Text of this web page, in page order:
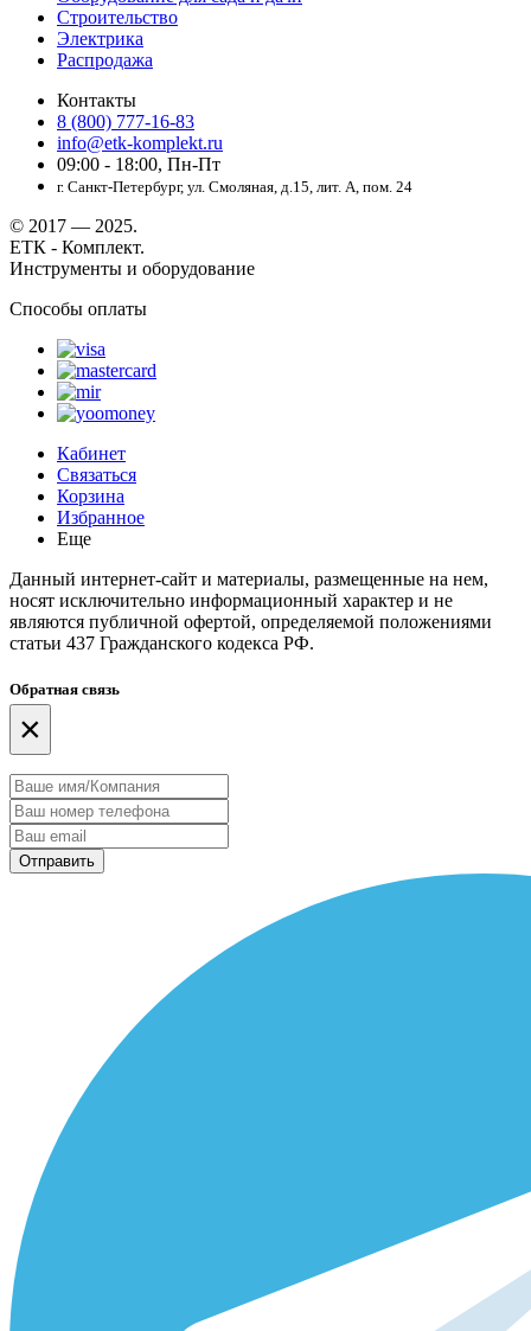
Строительство
Электрика
Распродажа
Контакты
8 (800) 777-16-83
info@etk-komplekt.ru
09:00 - 18:00, Пн-Пт
г. Санкт-Петербург, ул. Смоляная, д.15, лит. А, пом. 24
© 2017 — 2025.
ЕТК - Комплект.
Инструменты и оборудование
Способы оплаты
Кабинет
Связаться
Корзина
Избранное
Еще
Данный интернет-сайт и материалы, размещенные на нем,
носят исключительно информационный характер и не
являются публичной офертой, определяемой положениями
статьи 437 Гражданского кодекса РФ.
Обратная связь
×
Отправить